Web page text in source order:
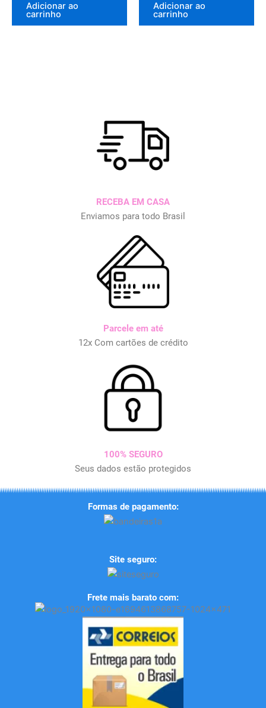
Adicionar ao
carrinho
Adicionar ao
carrinho
RECEBA EM CASA
Enviamos para todo Brasil
Parcele em até
12x Com cartões de crédito
100% SEGURO
Seus dados estão protegidos
Formas de pagamento:
Site seguro:
Frete mais barato com: